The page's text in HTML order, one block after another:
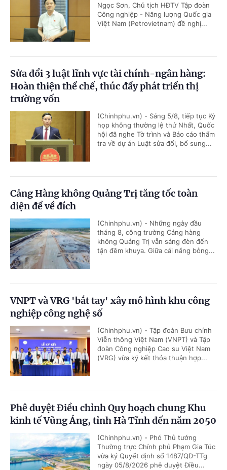
Ngọc Sơn, Chủ tịch HĐTV Tập đoàn
Công nghiệp - Năng lượng Quốc gia
Việt Nam (Petrovietnam) đề nghị...
Sửa đổi 3 luật lĩnh vực tài chính-ngân hàng:
Hoàn thiện thể chế, thúc đẩy phát triển thị
trường vốn
(Chinhphu.vn) - Sáng 5/8, tiếp tục Kỳ
họp không thường lệ thứ Nhất, Quốc
hội đã nghe Tờ trình và Báo cáo thẩm
tra về dự án Luật sửa đổi, bổ sung...
Cảng Hàng không Quảng Trị tăng tốc toàn
diện để về đích
(Chinhphu.vn) - Những ngày đầu
tháng 8, công trường Cảng hàng
không Quảng Trị vẫn sáng đèn đến
tận đêm khuya. Giữa cái nắng bỏng...
VNPT và VRG 'bắt tay' xây mô hình khu công
nghiệp công nghệ số
(Chinhphu.vn) - Tập đoàn Bưu chính
Viễn thông Việt Nam (VNPT) và Tập
đoàn Công nghiệp Cao su Việt Nam
(VRG) vừa ký kết thỏa thuận hợp...
Phê duyệt Điều chỉnh Quy hoạch chung Khu
kinh tế Vũng Áng, tỉnh Hà Tĩnh đến năm 2050
(Chinhphu.vn) - Phó Thủ tướng
Thường trực Chính phủ Phạm Gia Túc
vừa ký Quyết định số 1487/QĐ-TTg
ngày 05/8/2026 phê duyệt Điều...